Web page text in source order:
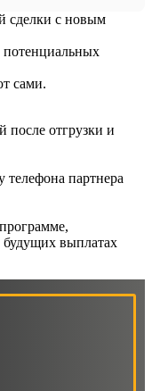
сделки с новым
потенциальных
сами.
после отгрузки и
партнера
выплатах